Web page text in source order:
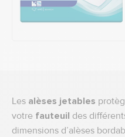
Les alèses jetables
votre fauteuil des
dimensions d’alèses